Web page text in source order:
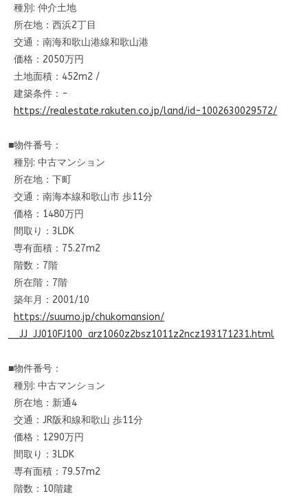
種別: 仲介土地
所在地：西浜2丁目
交通：南海和歌山港線和歌山港
価格：2050万円
土地面積：452m2 /
建築条件：-
https://realestate.rakuten.co.jp/land/id-1002630029572/
■物件番号：
種別: 中古マンション
所在地：下町
交通：南海本線和歌山市 歩11分
価格：1480万円
間取り：3LDK
専有面積：75.27m2
階数：7階
所在階：7階
築年月：2001/10
https://suumo.jp/chukomansion/
__JJ_JJ010FJ100_arz1060z2bsz1011z2ncz193171231.html
■物件番号：
種別: 中古マンション
所在地：新通4
交通：JR阪和線和歌山 歩11分
価格：1290万円
間取り：3LDK
専有面積：79.57m2
階数：10階建